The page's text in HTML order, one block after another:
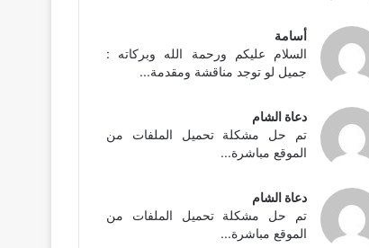
أسامة
السلام عليكم ورحمة الله وبركاته :
جميل لو توجد مناقشة ومقدمة...
دعاة الشام
تم حل مشكلة تحميل الملفات من
الموقع مباشرة...
دعاة الشام
تم حل مشكلة تحميل الملفات من
الموقع مباشرة...